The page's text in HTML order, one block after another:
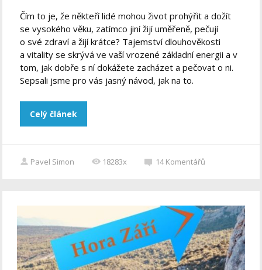
Čím to je, že někteří lidé mohou život prohýřit a dožít
se vysokého věku, zatímco jiní žijí uměřeně, pečují
o své zdraví a žijí krátce? Tajemství dlouhověkosti
a vitality se skrývá ve vaší vrozené základní energii a v
tom, jak dobře s ní dokážete zacházet a pečovat o ni.
Sepsali jsme pro vás jasný návod, jak na to.
Celý článek
Pavel Simon 18283x 14Komentářů